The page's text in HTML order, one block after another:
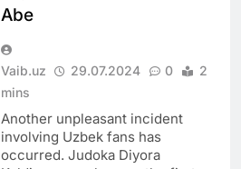
Abe
Vaib.uz 29.07.2024 0
2
mins
Another unpleasant incident
involving Uzbek fans has
occurred. Judoka Diyora